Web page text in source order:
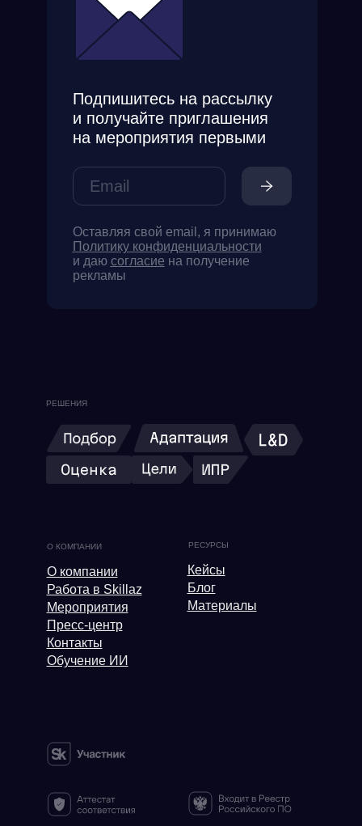
Подпишитесь на рассылку
и получайте приглашения
на мероприятия первыми
Оставляя свой email, я принимаю
Политику конфиденциальности
и даю согласие на получение
рекламы
О компании
Работа в Skillaz
Мероприятия
Пресс-центр
Контакты
Обучение ИИ
Кейсы
Блог
Материалы
РЕСУРСЫ
О КОМПАНИИ
РЕШЕНИЯ